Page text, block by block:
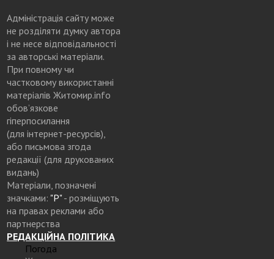
Адміністрація сайту може
не розділяти думку автора
і не несе відповідальності
за авторські матеріали.
При повному чи
частковому використанні
матеріалів Житомир.info
обов’язкове
гіперпосилання
(для інтернет-ресурсів),
або письмова згода
редакції (для друкованих
видань)
Матеріали, позначені
значками: "Р"- розміщують
на правах реклами або
партнерства
РЕДАКЦІЙНА ПОЛІТИКА
Погода